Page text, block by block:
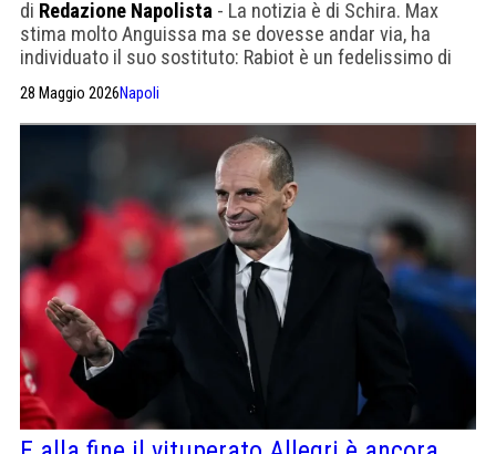
di Redazione Napolista - La notizia è di Schira. Max
stima molto Anguissa ma se dovesse andar via, ha
individuato il suo sostituto: Rabiot è un fedelissimo di
28 Maggio 2026Napoli